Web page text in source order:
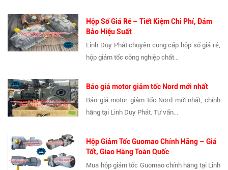
Hộp Số Giá Rẻ – Tiết Kiệm Chi Phí, Đảm
Bảo Hiệu Suất
Linh Duy Phát chuyên cung cấp hộp số giá rẻ,
hộp giảm tốc công nghiệp chất...
Báo giá motor giảm tốc Nord mới nhất
Báo giá motor giảm tốc Nord mới nhất, chính
hãng tại Linh Duy Phát. Tư vấn...
Hộp Giảm Tốc Guomao Chính Hãng – Giá
Tốt, Giao Hàng Toàn Quốc
Mua hộp giảm tốc Guomao chính hãng tại Linh